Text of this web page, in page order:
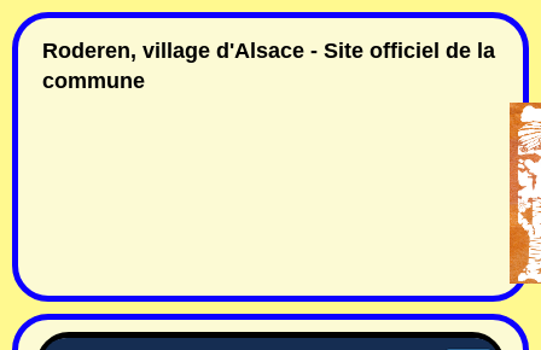
Roderen, village d'Alsace - Site officiel de la
commune